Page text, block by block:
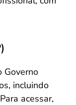
Governo
incluindo
acessar,